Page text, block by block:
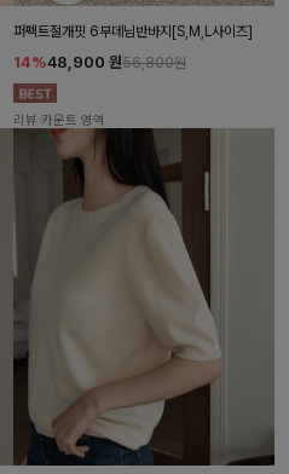
퍼펙트절개핏 6부데님반바지[S,M,L사이즈]
14%48,900 원56,800원
리뷰 카운트 영역